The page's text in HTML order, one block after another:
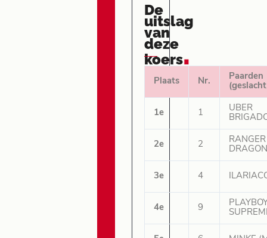
De
uitslag
van
deze
koers.
Plaats Nr.
Paarden
1e 1
UBER
2e 2
RANGER
3e 4
4e 9